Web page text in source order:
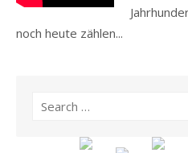
noch heute zählen...
Search